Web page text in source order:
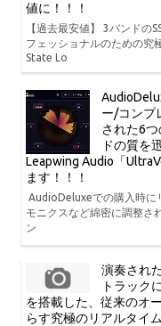
値に！！！
【過去最安値】 3バンドの
フェッショナルのための究
State Lo
ー/コンプ
された6
ドの質を
Leapwing Audio「
ます！！！
AudioDeluxeでの購入時に
モニクスなど綿密に調整さ
ン
演奏され
トラック
を搭載した、従来のオ
らす究極のリアルタイ